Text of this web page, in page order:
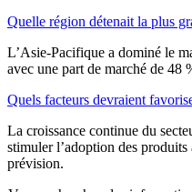
Quelle région détenait la plus
L’Asie-Pacifique a dominé le
avec une part de marché de 48
Quels facteurs devraient
La croissance continue du
stimuler l’adoption des
prévision.